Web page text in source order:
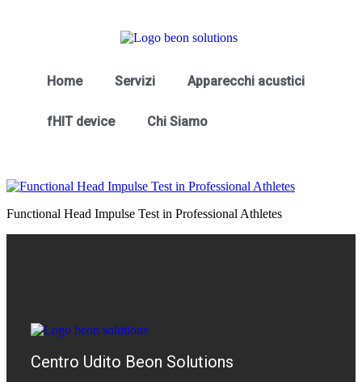
Home Servizi Apparecchi acustici
fHIT device Chi Siamo
Functional Head Impulse Test in Professional Athletes
Centro Udito Beon Solutions